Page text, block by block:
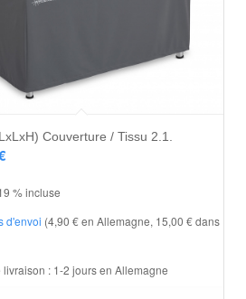
Couverture / Tissu 2.1.
% incluse
d'envoi (4,90 € en Allemagne, 15,00 € dans
livraison : 1-2 jours en Allemagne